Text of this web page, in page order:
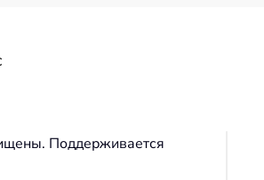
Поддерживается